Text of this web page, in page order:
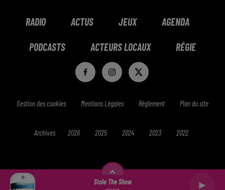
Stole The Show
RADIO ACTUS JEUX AGENDA
PODCASTS ACTEURS LOCAUX RÉGIE
Gestion des cookies Mentions Légales Réglement Plan du site
Archives 2026 2025 2024 2023 2022